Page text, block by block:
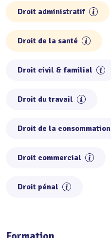
Droit administratif
Droit de la santé
Droit civil & familial
Droit du travail
Droit de la consommation
Droit commercial
Droit pénal